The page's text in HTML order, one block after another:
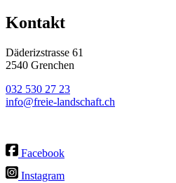
Kontakt
Däderizstrasse 61
2540 Grenchen
032 530 27 23
info@freie-landschaft.ch
Facebook
Instagram